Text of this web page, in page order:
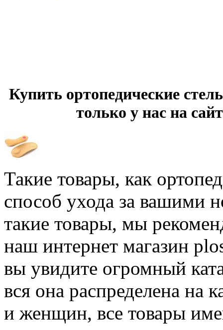
Купить ортопедические
только у нас на
Такие товары, как
способ ухода за вашими
такие товары, мы
наш интернет магазин
вы увидите огромный
вся она распределена на
и женщин, все товары